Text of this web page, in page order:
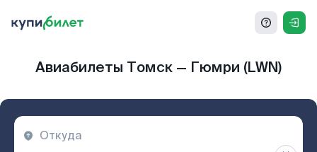
Авиабилеты Томск — Гюмри (LWN)